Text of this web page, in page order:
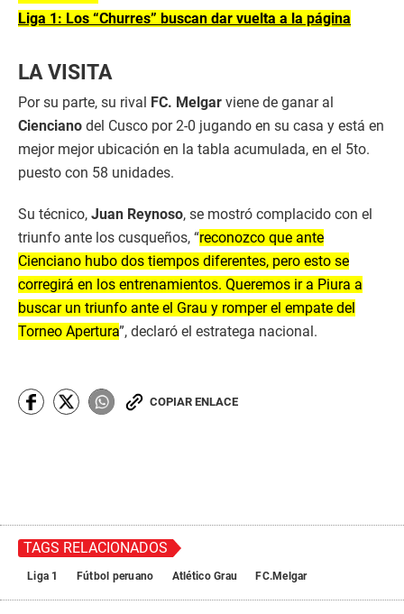
Liga 1: Los “Churres” buscan dar vuelta a la página
LA VISITA
Por su parte, su rival FC. Melgar viene de ganar al
Cienciano del Cusco por 2-0 jugando en su casa y está en
mejor mejor ubicación en la tabla acumulada, en el 5to.
puesto con 58 unidades.
Su técnico, Juan Reynoso, se mostró complacido con el
triunfo ante los cusqueños, “reconozco que ante
Cienciano hubo dos tiempos diferentes, pero esto se
corregirá en los entrenamientos. Queremos ir a Piura a
buscar un triunfo ante el Grau y romper el empate del
Torneo Apertura”, declaró el estratega nacional.
COPIAR ENLACE
TAGS RELACIONADOS
Liga 1 Fútbol peruano Atlético Grau FC.Melgar